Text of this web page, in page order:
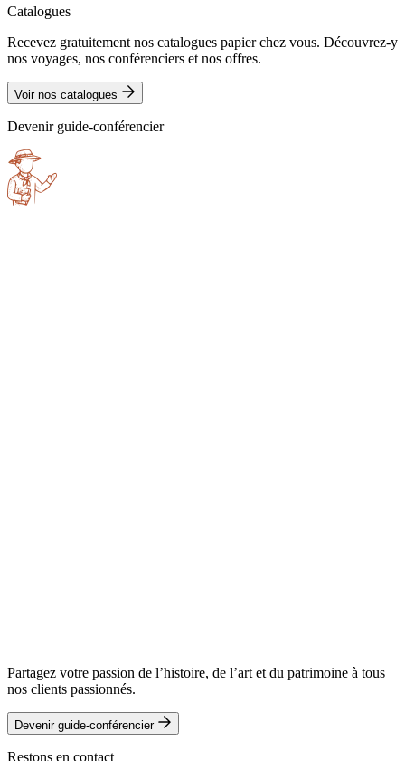
Catalogues
Recevez gratuitement nos catalogues papier chez vous. Découvrez-y
nos voyages, nos conférenciers et nos offres.
Voir nos catalogues
Devenir guide-conférencier
Partagez votre passion de l’histoire, de l’art et du patrimoine à tous
nos clients passionnés.
Devenir guide-conférencier
Restons en contact